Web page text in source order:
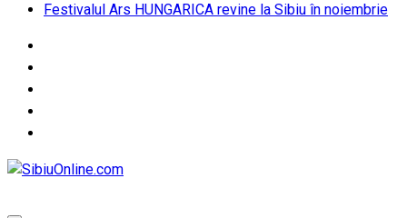
Festivalul Ars HUNGARICA revine la Sibiu în noiembrie